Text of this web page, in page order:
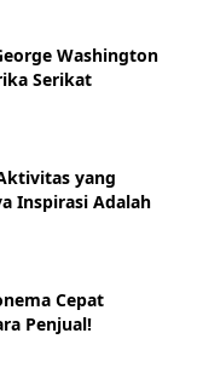
Washington
Serikat
yang
Inspirasi Adalah
Cepat
Penjual!